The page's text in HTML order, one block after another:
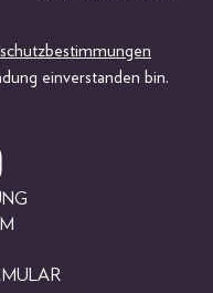
einverstanden bin.